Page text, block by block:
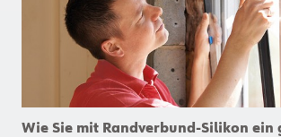
Wie Sie mit Randverbund-Silikon ein